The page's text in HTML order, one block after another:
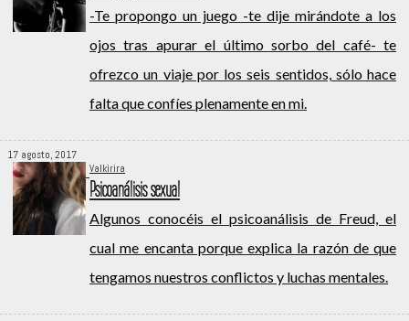
-Te propongo un juego -te dije mirándote a los
ojos tras apurar el último sorbo del café- te
ofrezco un viaje por los seis sentidos, sólo hace
falta que confíes plenamente en mi.
17 agosto, 2017
Valkirira
Psicoanálisis sexual
Algunos conocéis el psicoanálisis de Freud, el
cual me encanta porque explica la razón de que
tengamos nuestros conflictos y luchas mentales.